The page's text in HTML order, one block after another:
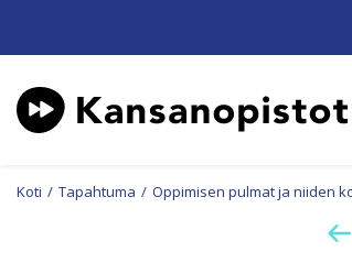
Koti / Tapahtuma / Oppimisen pulmat ja niiden